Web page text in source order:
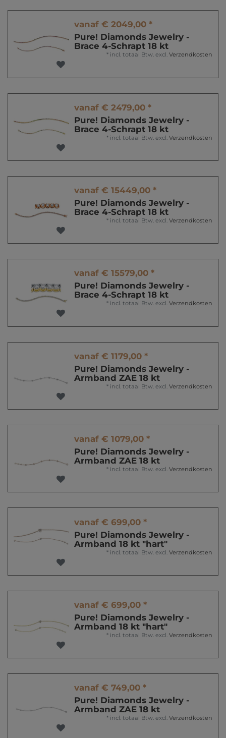
vanaf € 2049,00 *
Pure! Diamonds Jewelry -
Brace 4-Schrapt 18 kt
* incl. totaal Btw. excl. Verzendkosten
vanaf € 2479,00 *
Pure! Diamonds Jewelry -
Brace 4-Schrapt 18 kt
* incl. totaal Btw. excl. Verzendkosten
vanaf € 15449,00 *
Pure! Diamonds Jewelry -
Brace 4-Schrapt 18 kt
* incl. totaal Btw. excl. Verzendkosten
vanaf € 15579,00 *
Pure! Diamonds Jewelry -
Brace 4-Schrapt 18 kt
* incl. totaal Btw. excl. Verzendkosten
vanaf € 1179,00 *
Pure! Diamonds Jewelry -
Armband ZAE 18 kt
* incl. totaal Btw. excl. Verzendkosten
vanaf € 1079,00 *
Pure! Diamonds Jewelry -
Armband ZAE 18 kt
* incl. totaal Btw. excl. Verzendkosten
vanaf € 699,00 *
Pure! Diamonds Jewelry -
Armband 18 kt "hart"
* incl. totaal Btw. excl. Verzendkosten
vanaf € 699,00 *
Pure! Diamonds Jewelry -
Armband 18 kt "hart"
* incl. totaal Btw. excl. Verzendkosten
vanaf € 749,00 *
Pure! Diamonds Jewelry -
Armband ZAE 18 kt
* incl. totaal Btw. excl. Verzendkosten